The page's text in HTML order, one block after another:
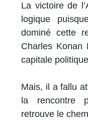
La victoire de
logique
dominé cette
Charles Konan
capitale
Mais, il a fallu
la rencontre
retrouve le